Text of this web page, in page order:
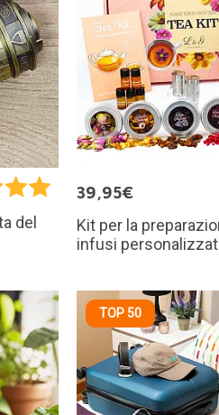
del
39,95€
Kit per la
infusi
TOP 50